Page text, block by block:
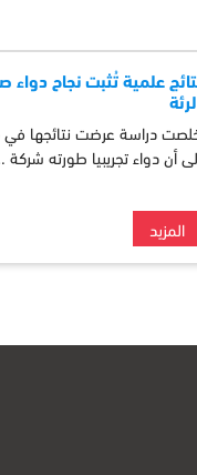
علمية تُثبت نجاح
دراسة عرضت نتائجها في
أن دواء تجريبيا طورته شركة
المزيد